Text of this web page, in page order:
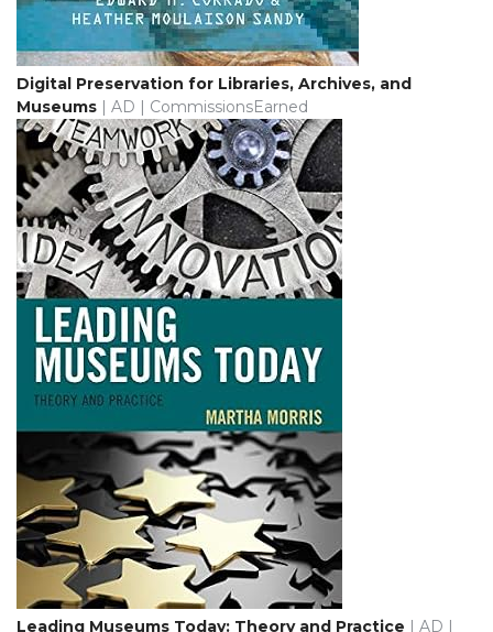
Digital Preservation for Libraries, Archives, and
Museums | AD | CommissionsEarned
Leading Museums Today: Theory and Practice | AD |